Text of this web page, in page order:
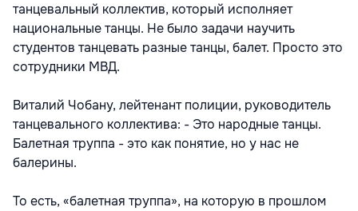
танцевальный коллектив, который исполняет
национальные танцы. Не было задачи научить
студентов танцевать разные танцы, балет. Просто это
сотрудники МВД.
Виталий Чобану, лейтенант полиции, руководитель
танцевального коллектива: - Это народные танцы.
Балетная труппа - это как понятие, но у нас не
балерины.
То есть, «балетная труппа», на которую в прошлом